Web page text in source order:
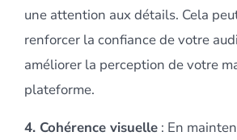
une attention aux détails. Cela
renforcer la confiance de votre
améliorer la perception de votre
plateforme.
4. Cohérence visuelle: En